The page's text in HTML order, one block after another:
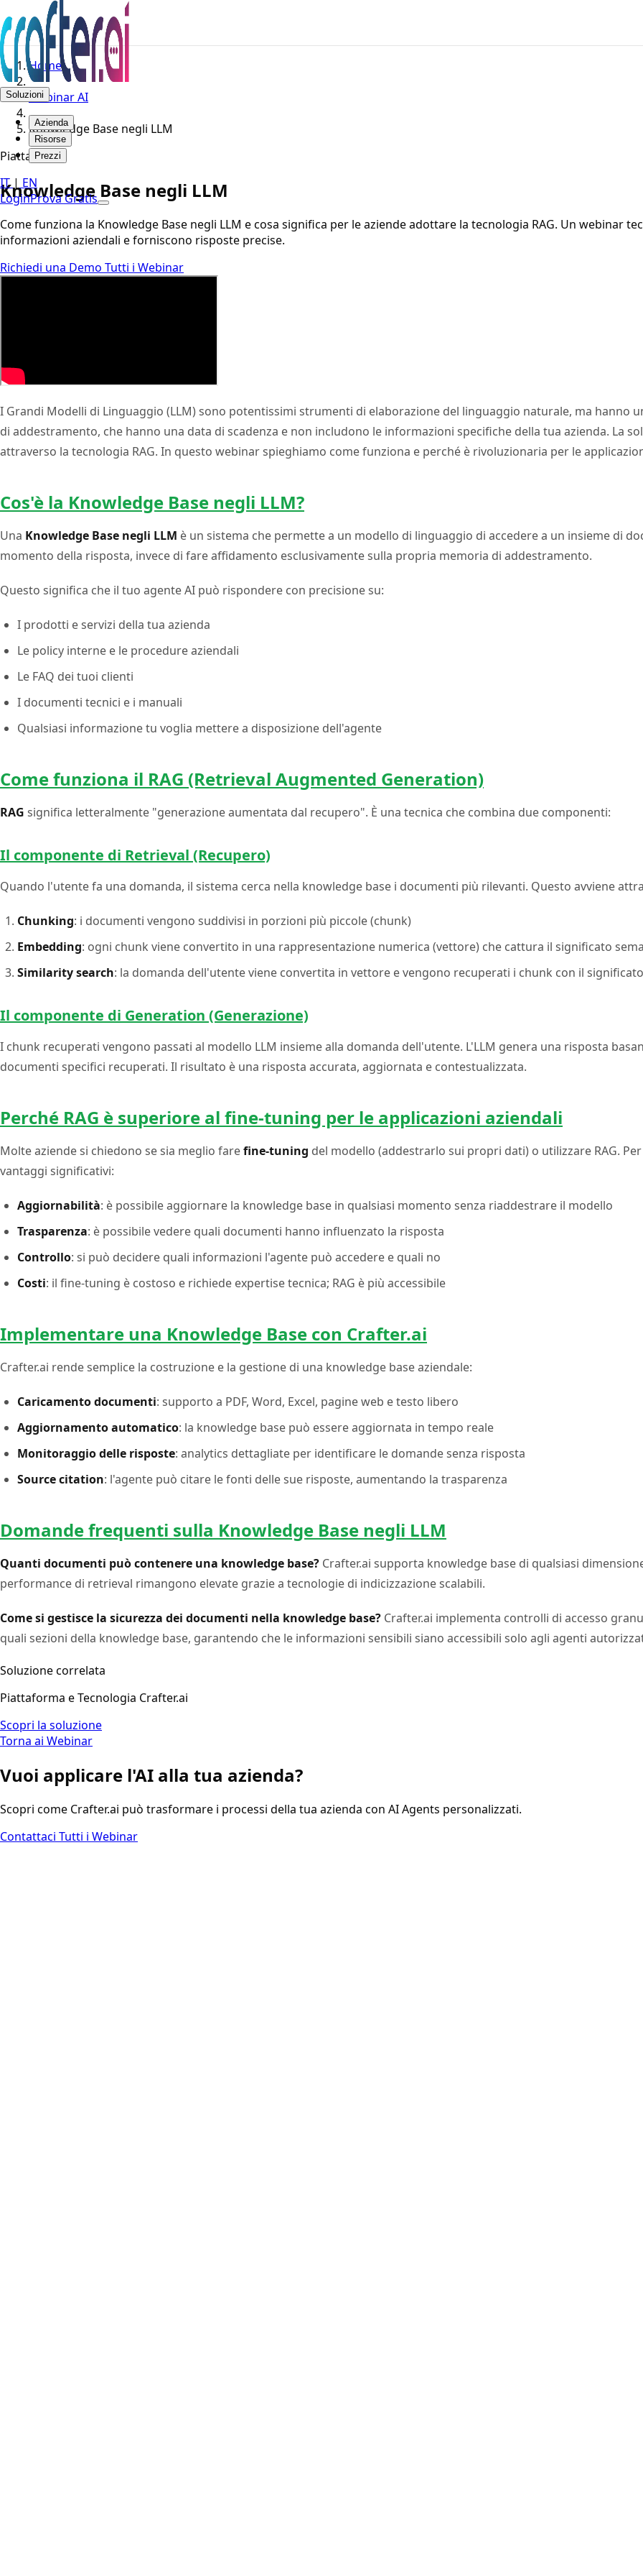
Soluzioni
Azienda
Risorse
Prezzi
IT | EN
LoginProva Gratis
Home
Webinar AI
Knowledge Base negli LLM
Piattaforma
Knowledge Base negli LLM
Come funziona la Knowledge Base negli LLM e cosa significa per le aziende adottare la tecnologia RAG. Un webinar
informazioni aziendali e forniscono risposte precise.
Richiedi una Demo Tutti i Webinar
I Grandi Modelli di Linguaggio (LLM) sono potentissimi strumenti di elaborazione del linguaggio naturale, ma hanno
di addestramento, che hanno una data di scadenza e non includono le informazioni specifiche della tua azienda. La
attraverso la tecnologia RAG. In questo webinar spieghiamo come funziona e perché è rivoluzionaria per le
Cos'è la Knowledge Base negli LLM?
Una Knowledge Base negli LLM è un sistema che permette a un modello di linguaggio di accedere a un insieme di
momento della risposta, invece di fare affidamento esclusivamente sulla propria memoria di addestramento.
Questo significa che il tuo agente AI può rispondere con precisione su:
I prodotti e servizi della tua azienda
Le policy interne e le procedure aziendali
Le FAQ dei tuoi clienti
I documenti tecnici e i manuali
Qualsiasi informazione tu voglia mettere a disposizione dell'agente
Come funziona il RAG (Retrieval Augmented Generation)
RAG significa letteralmente "generazione aumentata dal recupero". È una tecnica che combina due componenti:
Il componente di Retrieval (Recupero)
Quando l'utente fa una domanda, il sistema cerca nella knowledge base i documenti più rilevanti. Questo avviene
Chunking: i documenti vengono suddivisi in porzioni più piccole (chunk)
Embedding: ogni chunk viene convertito in una rappresentazione numerica (vettore) che cattura il significato
Similarity search: la domanda dell'utente viene convertita in vettore e vengono recuperati i chunk con il
Il componente di Generation (Generazione)
I chunk recuperati vengono passati al modello LLM insieme alla domanda dell'utente. L'LLM genera una risposta
documenti specifici recuperati. Il risultato è una risposta accurata, aggiornata e contestualizzata.
Perché RAG è superiore al fine-tuning per le applicazioni aziendali
Molte aziende si chiedono se sia meglio farefine-tuning del modello (addestrarlo sui propri dati) o utilizzare RAG.
vantaggi significativi:
Aggiornabilità: è possibile aggiornare la knowledge base in qualsiasi momento senza riaddestrare il modello
Trasparenza: è possibile vedere quali documenti hanno influenzato la risposta
Controllo: si può decidere quali informazioni l'agente può accedere e quali no
Costi: il fine-tuning è costoso e richiede expertise tecnica; RAG è più accessibile
Implementare una Knowledge Base con Crafter.ai
Crafter.ai rende semplice la costruzione e la gestione di una knowledge base aziendale:
Caricamento documenti: supporto a PDF, Word, Excel, pagine web e testo libero
Aggiornamento automatico: la knowledge base può essere aggiornata in tempo reale
Monitoraggio delle risposte: analytics dettagliate per identificare le domande senza risposta
Source citation: l'agente può citare le fonti delle sue risposte, aumentando la trasparenza
Domande frequenti sulla Knowledge Base negli LLM
Quanti documenti può contenere una knowledge base? Crafter.ai supporta knowledge base di qualsiasi
performance di retrieval rimangono elevate grazie a tecnologie di indicizzazione scalabili.
Come si gestisce la sicurezza dei documenti nella knowledge base? Crafter.ai implementa controlli di accesso
quali sezioni della knowledge base, garantendo che le informazioni sensibili siano accessibili solo agli agenti
Soluzione correlata
Piattaforma e Tecnologia Crafter.ai
Scopri la soluzione
Torna ai Webinar
Vuoi applicare l'AI alla tua azienda?
Scopri come Crafter.ai può trasformare i processi della tua azienda con AI Agents personalizzati.
Contattaci Tutti i Webinar